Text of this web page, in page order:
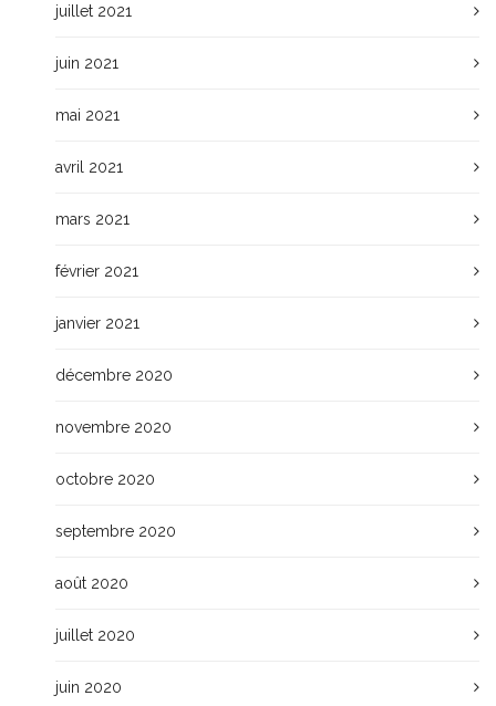
juillet 2021
juin 2021
mai 2021
avril 2021
mars 2021
février 2021
janvier 2021
décembre 2020
novembre 2020
octobre 2020
septembre 2020
août 2020
juillet 2020
juin 2020